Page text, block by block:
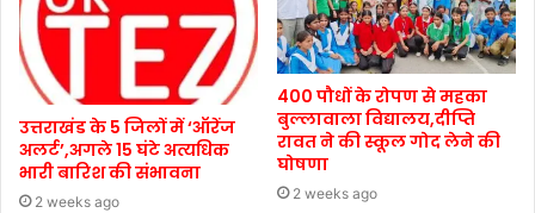
उत्तराखंड के 5 जिलों में ‘ऑरेंज
अलर्ट’,अगले 15 घंटे अत्यधिक
भारी बारिश की संभावना
2 weeks ago
400 पौधों के रोपण से महका
बुल्लावाला विद्यालय,दीप्ति
रावत ने की स्कूल गोद लेने की
घोषणा
2 weeks ago